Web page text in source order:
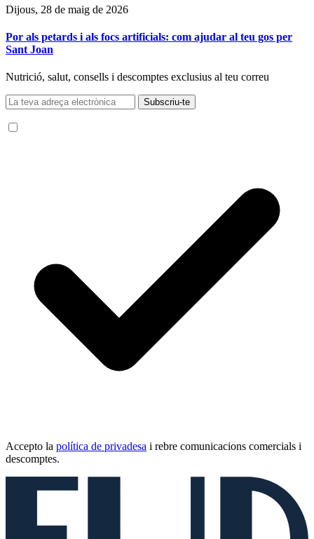
Dijous, 28 de maig de 2026
Por als petards i als focs artificials: com ajudar al teu gos per
Sant Joan
Nutrició, salut, consells i descomptes exclusius al teu correu
Subscriu-te
Accepto la política de privadesa i rebre comunicacions comercials i
descomptes.